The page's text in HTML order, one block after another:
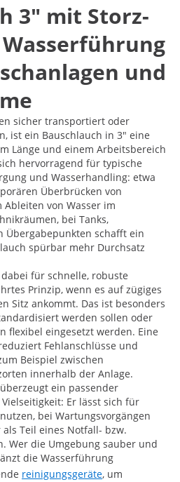
3" mit Storz-
und
sicher transportiert oder
ist ein Bauschlauch in 3" eine
Länge und einem Arbeitsbereich
hervorragend für typische
und Wasserhandling: etwa
Überbrücken von
von Wasser im
bei Tanks,
Übergabepunkten schafft ein
spürbar mehr Durchsatz
für schnelle, robuste
Prinzip, wenn es auf zügiges
Sitz ankommt. Das ist besonders
werden sollen oder
flexibel eingesetzt werden. Eine
Fehlanschlüsse und
Beispiel zwischen
innerhalb der Anlage.
ein passender
Er lässt sich für
bei Wartungsvorgängen
Teil eines Notfall- bzw.
Wer die Umgebung sauber und
die Wasserführung
reinigungsgeräte, um